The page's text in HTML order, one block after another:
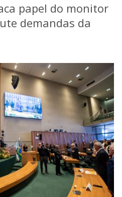
papel do monitor
demandas da